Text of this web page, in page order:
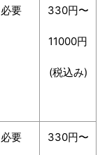
必要 330円〜
11000円
(税込み)
必要 330円〜